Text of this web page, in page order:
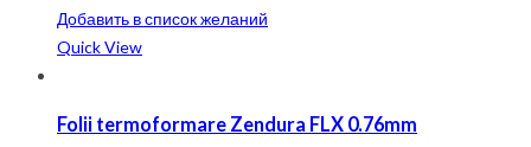
Добавить в список желаний
Quick View
Folii termoformare Zendura FLX 0.76mm